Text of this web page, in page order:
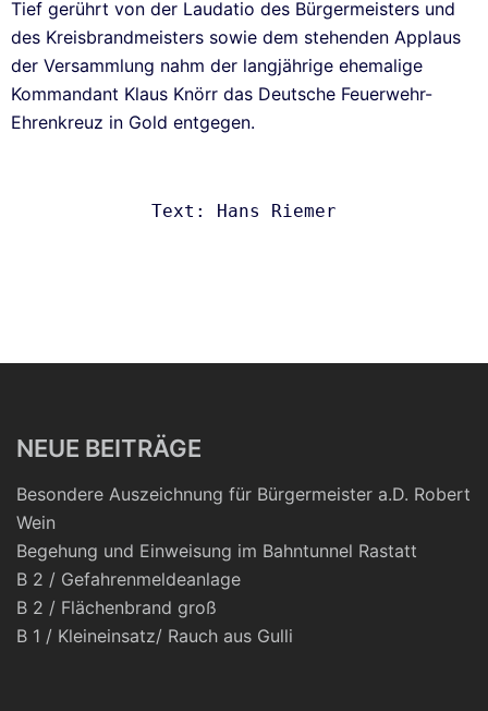
Tief gerührt von der Laudatio des Bürgermeisters und
des Kreisbrandmeisters sowie dem stehenden Applaus
der Versammlung nahm der langjährige ehemalige
Kommandant Klaus Knörr das Deutsche Feuerwehr-
Ehrenkreuz in Gold entgegen.
Text: Hans Riemer
NEUE BEITRÄGE
Besondere Auszeichnung für Bürgermeister a.D. Robert
Wein
Begehung und Einweisung im Bahntunnel Rastatt
B 2 / Gefahrenmeldeanlage
B 2 / Flächenbrand groß
B 1 / Kleineinsatz/ Rauch aus Gulli